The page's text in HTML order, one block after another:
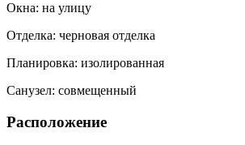
Окна: на улицу
Отделка: черновая отделка
Планировка: изолированная
Санузел: совмещенный
Расположение